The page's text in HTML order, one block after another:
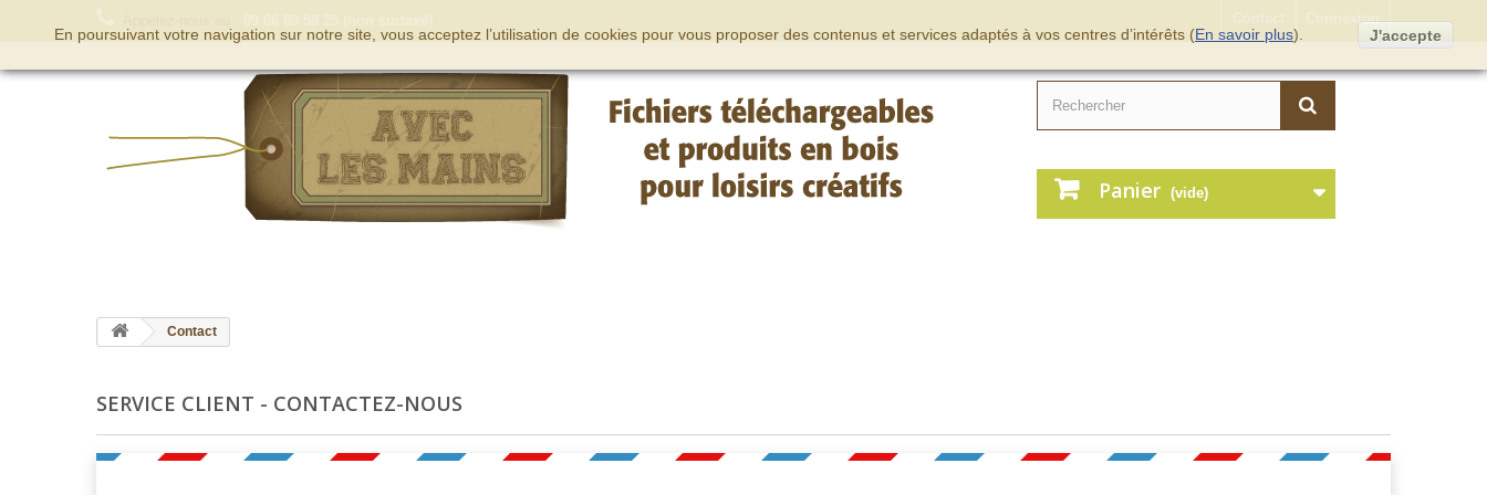
Connexion
Panier (vide)
Contact
SERVICE CLIENT - CONTACTEZ-NOUS
En poursuivant votre navigation sur notre site, vous acceptez l’utilisation de cookies pour vous proposer des contenus et services adaptés à vos centres d’intérêts (En savoir plus). J'accepte